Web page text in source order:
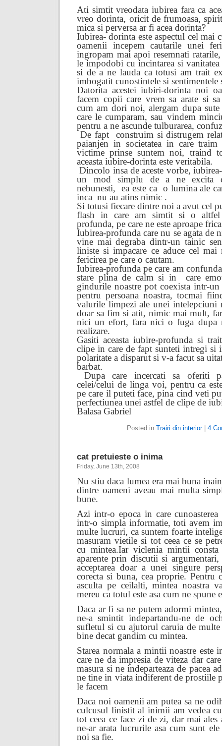
Ati simtit vreodata iubirea fara ca
vreo dorinta, oricit de frumoasa,
mica si perversa ar fi acea dorinta?
Iubirea- dorinta este aspectul cel mai
oamenii incepem cautarile unei
ingropam mai apoi resemnati
le impodobi cu incintarea si vanitatea
si de a ne lauda ca totusi am trait
imbogatit cunostintele si
Datorita acestei iubiri-dorinta noi
facem copii care vrem sa arate si
cum am dori noi, alergam dupa
care le cumparam, sau vindem
pentru a ne ascunde tulburarea,
De fapt
construim si distrugem
paianjen in societatea in care
victime prinse suntem noi, traind
aceasta iubire-dorinta este veritabila.
Dincolo insa de aceste vorbe,
un mod simplu de a ne excita
nebunesti,
ea este ca
o lumina ale
inca nu au atins nimic .
Si totusi fiecare dintre noi a avut cel
flash in care am simtit si o altfel
profunda, pe care ne este aproape
Iubirea-profunda care nu se agata de
vine mai degraba dintr-un tainic
liniste si impacare ce aduce cel
fericirea pe care o cautam.
Iubirea-profunda pe care am
stare plina de calm si in
care
gindurile noastre pot coexista intr-
pentru persoana noastra, tocmai
valurile limpezi ale unei intelepciuni
doar sa fim si atit, nimic mai mult,
nici un efort, fara nici o fuga dupa
realizare.
Gasiti aceasta iubire-profunda si
clipe in care de fapt sunteti intregi si
polaritate a disparut si v-a facut sa
barbat.
Dupa care incercati sa oferiti
celei/celui de linga voi, pentru ca
pe care il puteti face, pina cind veti
perfectiunea unei astfel de clipe de
Balasa Gabriel
Posted in Trairi din interior| 4
cat pretuieste o inima
Friday, June 13th, 2008
Nu stiu daca lumea era mai buna
dintre oameni aveau mai multa
bune.
Azi intr-o epoca in care cunoasterea
intr-o simpla informatie, toti avem
multe lucruri, ca suntem foarte
masuram vietile si tot ceea ce se
cu mintea.Iar viclenia mintii
aparente prin discutii si
acceptarea doar a unei singure
corecta si buna, cea proprie. Pentru
asculta pe ceilalti, mintea noastra
mereu ca totul este asa cum ne spune
Daca ar fi sa ne putem adormi mintea,
ne-a smintit indepartandu-ne de
sufletul si cu ajutorul caruia de
bine decat gandim cu mintea.
Starea normala a mintii noastre este
care ne da impresia de viteza dar
masura si ne indeparteaza de pacea
ne tine in viata indiferent de prostiile
le facem
Daca noi oamenii am putea sa ne
culcusul linistit al inimii am vedea
tot ceea ce face zi de zi, dar mai ales
ne-ar arata lucrurile asa cum sunt
noi sa fie.